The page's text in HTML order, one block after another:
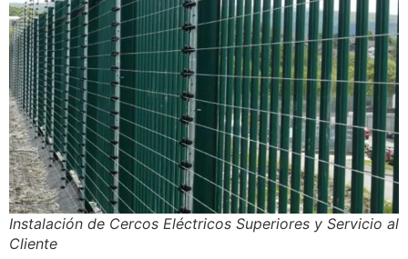
Instalación de Cercos Eléctricos Superiores y Servicio al
Cliente